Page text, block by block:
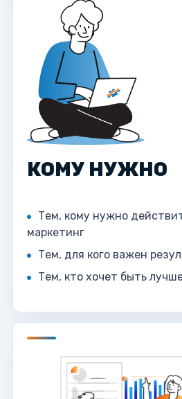
КОМУ НУЖНО
Тем, кому нужно
маркетинг
Тем, для кого важен
Тем, кто хочет быть